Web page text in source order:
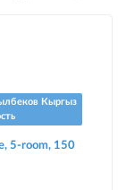
Telegram channel
Кыргыз
5-room, 150